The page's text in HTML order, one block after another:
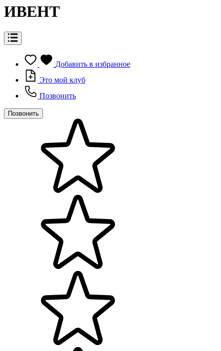
ИВЕНТ
Добавить в избранное
Это мой клуб
Позвонить
Позвонить